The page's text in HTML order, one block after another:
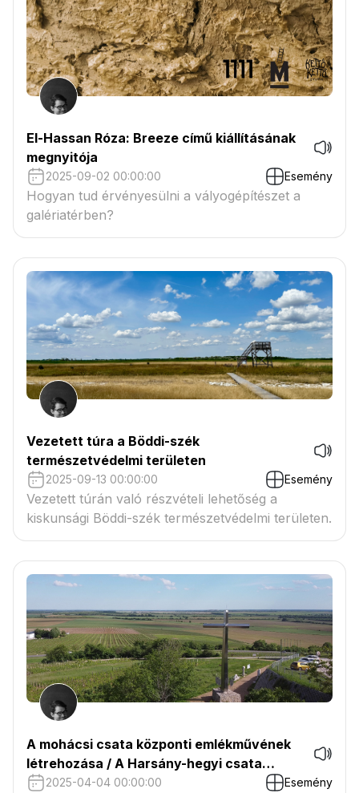
El-Hassan Róza: Breeze című kiállításának
megnyitója
2025-09-02 00:00:00 Esemény
Hogyan tud érvényesülni a vályogépítészet a
galériatérben?
Vezetett túra a Böddi-szék
természetvédelmi területen
2025-09-13 00:00:00 Esemény
Vezetett túrán való részvételi lehetőség a
kiskunsági Böddi-szék természetvédelmi területen.
A mohácsi csata központi emlékművének
létrehozása / A Harsány-hegyi csata
emlékhelyének továbbépítése pályázatok
2025-04-04 00:00:00 Esemény